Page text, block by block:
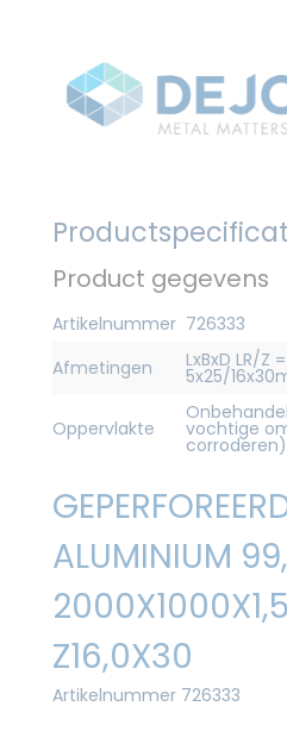
Product gegevens
Artikelnummer 726333
Afmetingen
LxBxD LR/Z
5x25/
Oppervlakte vochtige
corroderen)
ALUMINIUM
Z16,0X30
Artikelnummer 726333